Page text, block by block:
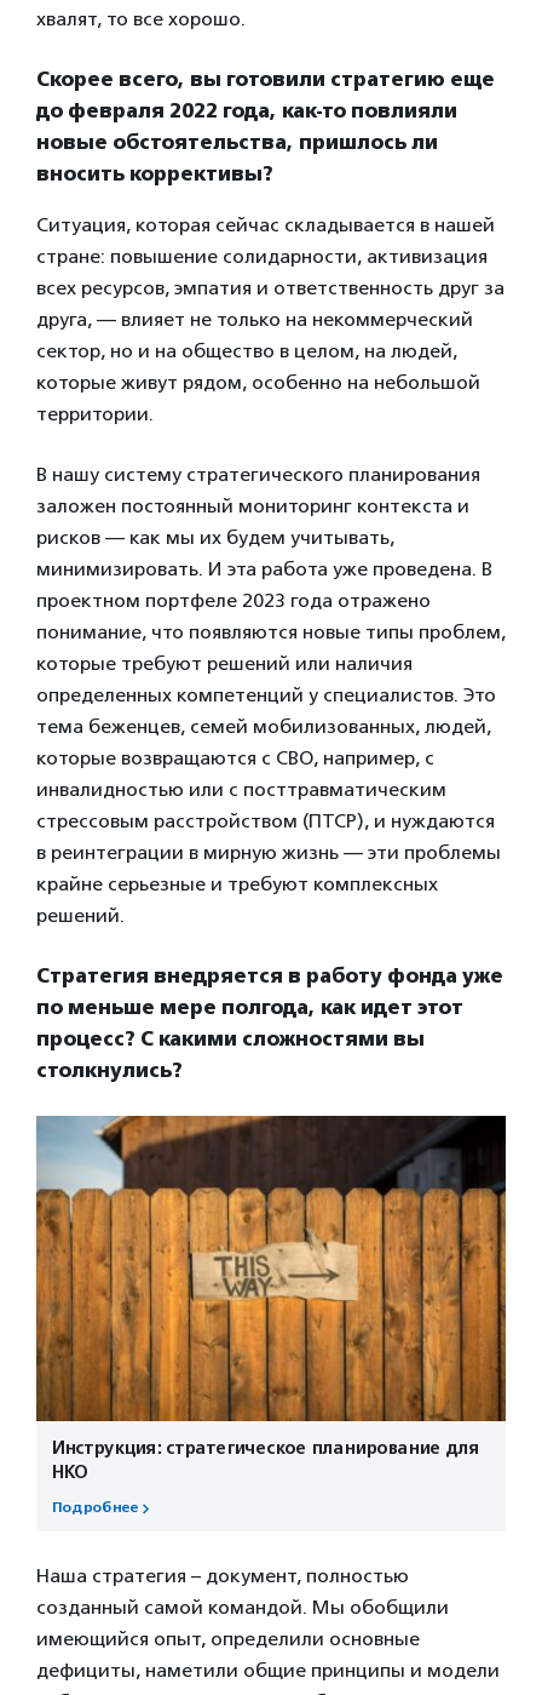
хвалят, то все хорошо.
Скорее всего, вы готовили стратегию еще
до февраля 2022 года, как-то повлияли
новые обстоятельства, пришлось ли
вносить коррективы?
Ситуация, которая сейчас складывается в нашей
стране: повышение солидарности, активизация
всех ресурсов, эмпатия и ответственность друг за
друга, — влияет не только на некоммерческий
сектор, но и на общество в целом, на людей,
которые живут рядом, особенно на небольшой
территории.
В нашу систему стратегического планирования
заложен постоянный мониторинг контекста и
рисков — как мы их будем учитывать,
минимизировать. И эта работа уже проведена. В
проектном портфеле 2023 года отражено
понимание, что появляются новые типы проблем,
которые требуют решений или наличия
определенных компетенций у специалистов. Это
тема беженцев, семей мобилизованных, людей,
которые возвращаются с СВО, например, с
инвалидностью или с посттравматическим
стрессовым расстройством (ПТСР), и нуждаются
в реинтеграции в мирную жизнь — эти проблемы
крайне серьезные и требуют комплексных
решений.
Стратегия внедряется в работу фонда уже
по меньше мере полгода, как идет этот
процесс? С какими сложностями вы
столкнулись?
Инструкция: стратегическое планирование для
НКО
Подробнее
Наша стратегия – документ, полностью
созданный самой командой. Мы обобщили
имеющийся опыт, определили основные
дефициты, наметили общие принципы и модели